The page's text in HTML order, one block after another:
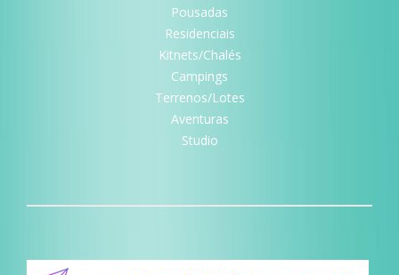
Pousadas
Residenciais
Kitnets/Chalés
Campings
Terrenos/Lotes
Aventuras
Studio